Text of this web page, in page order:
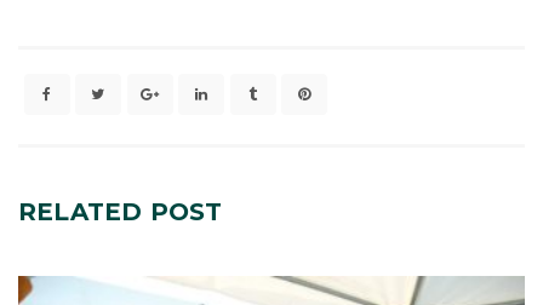
RELATED POST